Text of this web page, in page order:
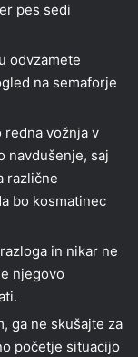
pes sedi
odvzamete
na semaforje
redna vožnja v
navdušenje, saj
različne
bo kosmatinec
in nikar ne
njegovo
ga ne skušajte za
početje situacijo